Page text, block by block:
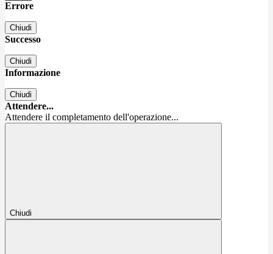
Errore
Chiudi
Successo
Chiudi
Informazione
Chiudi
Attendere...
Attendere il completamento dell'operazione...
Chiudi